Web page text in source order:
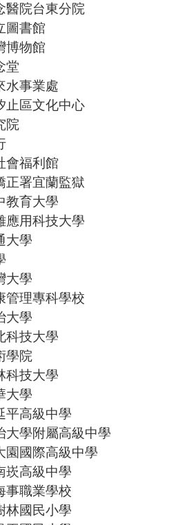
醫院台東分院
圖書館
博物館
堂
水事業處
止區文化中心
院
會福利館
正署宜蘭監獄
教育大學
應用科技大學
大學
大學
管理專科學校
大學
科技大學
學院
科技大學
大學
平高級中學
大學附屬高級中學
園國際高級中學
崁高級中學
事職業學校
林國民小學